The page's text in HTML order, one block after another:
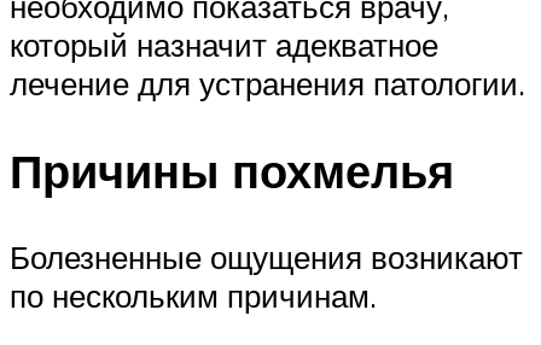
который назначит адекватное
лечение для устранения патологии.
Причины похмелья
Болезненные ощущения возникают
по нескольким причинам.